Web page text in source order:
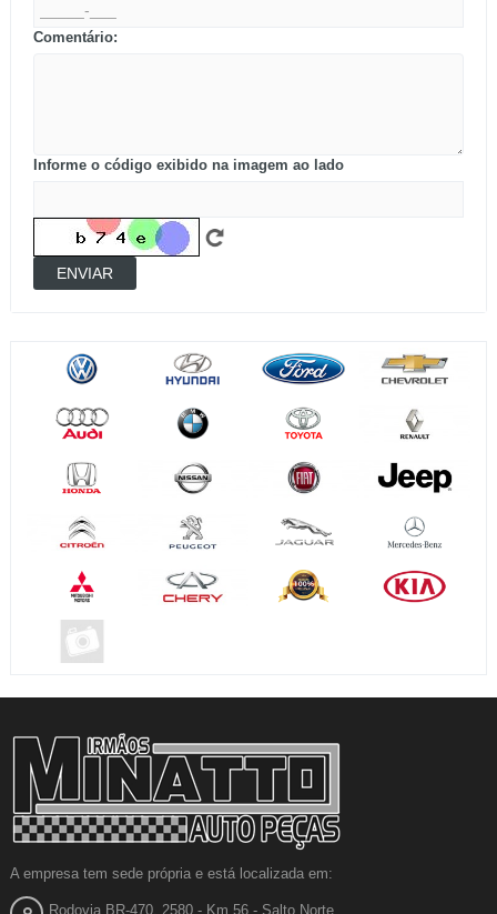
Comentário:
Informe o código exibido na imagem ao lado
ENVIAR
A empresa tem sede própria e está localizada em:
Rodovia BR-470, 2580 - Km 56 - Salto Norte